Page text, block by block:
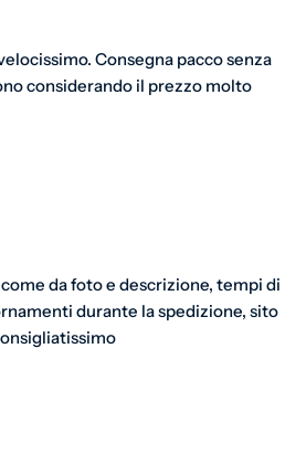
Consegna pacco senza
considerando il prezzo molto
da foto e descrizione, tempi di
durante la spedizione, sito